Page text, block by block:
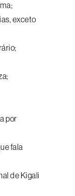
exceto
por
fala
de Kigali